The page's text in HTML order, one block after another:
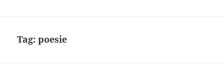
Tag:poesie